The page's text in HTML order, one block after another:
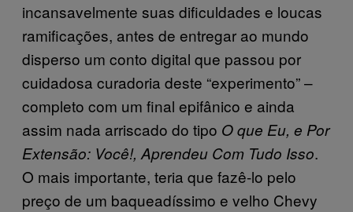
incansavelmente suas dificuldades e loucas
ramificações, antes de entregar ao mundo
disperso um conto digital que passou por
cuidadosa curadoria deste “experimento” –
completo com um final epifânico e ainda
assim nada arriscado do tipo O que Eu, e Por
Extensão: Você!, Aprendeu Com Tudo Isso.
O mais importante, teria que fazê-lo pelo
preço de um baqueadíssimo e velho Chevy